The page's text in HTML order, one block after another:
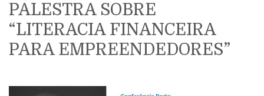
PALESTRA SOBRE
“LITERACIA FINANCEIRA
PARA EMPREENDEDORES”